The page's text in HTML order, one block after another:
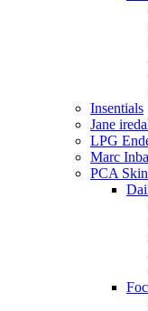
Insentials
Jane
LPG
Marc
PCA Skin